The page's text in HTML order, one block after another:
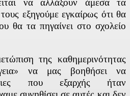
εξηγούμε εγκαίρως ότι θα
θα τα πηγαίνει στο σχολείο
της καθημερινότητας
να μας βοηθήσει να
που εξαρχής ήταν